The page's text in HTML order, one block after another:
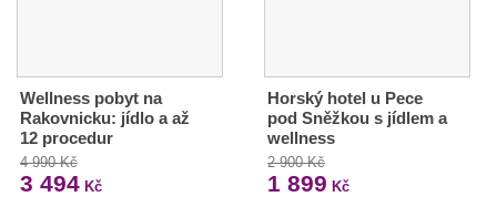
Wellness pobyt na
Rakovnicku: jídlo a až
12 procedur
4 990 Kč
3 494 Kč
Horský hotel u Pece
pod Sněžkou s jídlem a
wellness
2 900 Kč
1 899 Kč